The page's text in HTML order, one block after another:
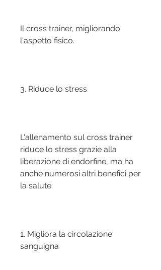
Il cross trainer, migliorando
l'aspetto fisico.
3. Riduce lo stress
L'allenamento sul cross trainer
riduce lo stress grazie alla
liberazione di endorfine, ma ha
anche numerosi altri benefici per
la salute:
1. Migliora la circolazione
sanguigna